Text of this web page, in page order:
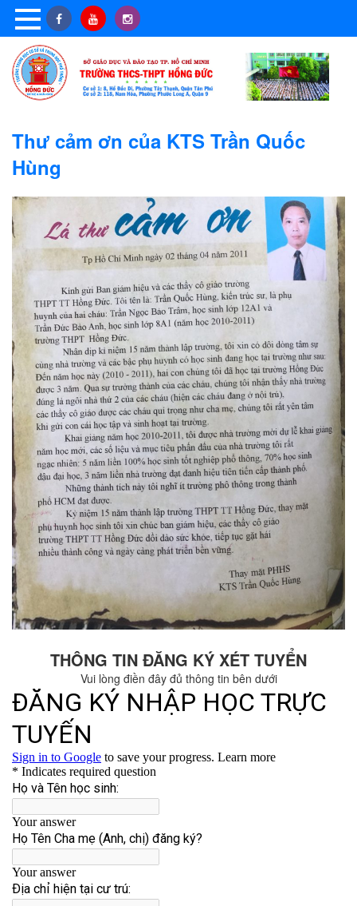
Thư cảm ơn của KTS Trần Quốc
Hùng
THÔNG TIN ĐĂNG KÝ XÉT TUYỂN
Vui lòng điền đây đủ thông tin bên dưới